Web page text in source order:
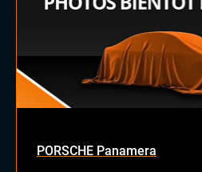
Etriers bleus
PORSCHE Panamera